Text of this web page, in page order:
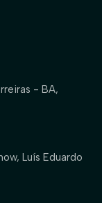
- BA,
Luís Eduardo